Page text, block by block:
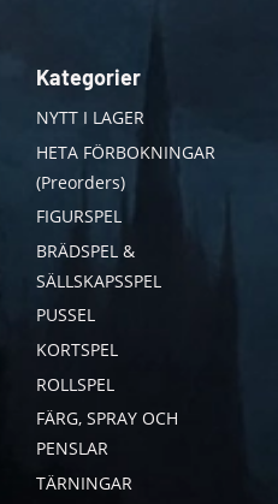
Kategorier
NYTT I LAGER
HETA FÖRBOKNINGAR
(Preorders)
FIGURSPEL
BRÄDSPEL &
SÄLLSKAPSSPEL
PUSSEL
KORTSPEL
ROLLSPEL
FÄRG, SPRAY OCH
PENSLAR
TÄRNINGAR